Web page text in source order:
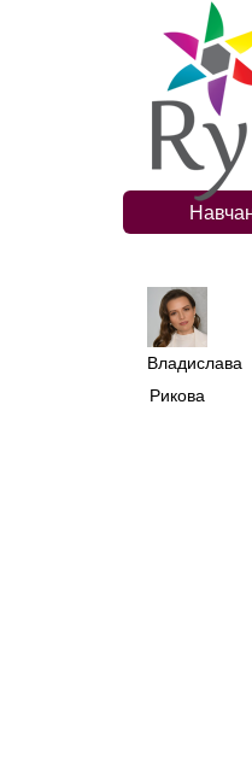
Владислава
Рикова